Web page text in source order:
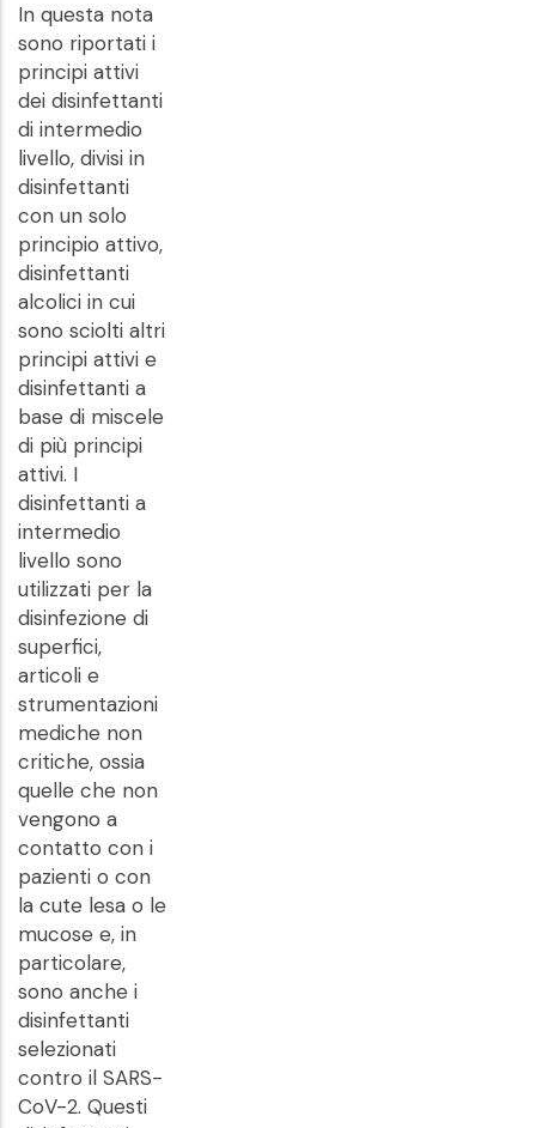
In questa nota
sono riportati i
principi attivi
dei disinfettanti
di intermedio
livello, divisi in
disinfettanti
con un solo
principio attivo,
disinfettanti
alcolici in cui
sono sciolti altri
principi attivi e
disinfettanti a
base di miscele
di più principi
attivi. I
disinfettanti a
intermedio
livello sono
utilizzati per la
disinfezione di
superfici,
articoli e
strumentazioni
mediche non
critiche, ossia
quelle che non
vengono a
contatto con i
pazienti o con
la cute lesa o le
mucose e, in
particolare,
sono anche i
disinfettanti
selezionati
contro il SARS-
CoV-2. Questi